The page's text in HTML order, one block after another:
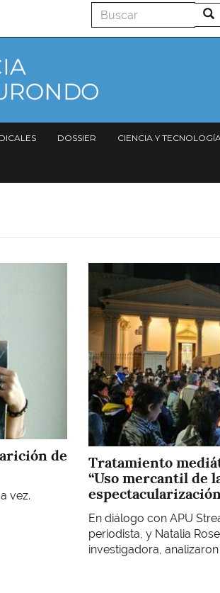
Buscar
DOSSIER CIENCIA Y
de
vez.
Tratamiento
“Uso mercantil de
En diálogo con APU
periodista, y Natalia
investigadora,